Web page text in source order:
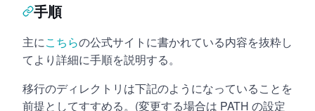
手順
主にこちらの公式サイトに書かれている内容を抜粋し
てより詳細に手順を説明する。
移行のディレクトリは下記のようになっていることを
前提としてすすめる。(変更する場合は PATH の設定